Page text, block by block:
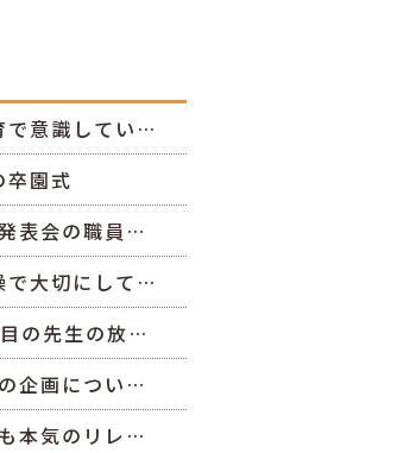
で意識してい…
卒園式
表会の職員…
で大切にして…
の先生の放…
企画につい…
本気のリレ…